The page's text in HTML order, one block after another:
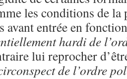
les conditions de la
avant entrée en
hardi de
lui reprocher
de l’ordre